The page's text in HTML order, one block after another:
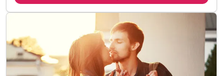
1 x Tischreservierung im nahegelegenen Restaurant
1 x Sektflasche als Begrüssungsgetränk
inkl. Parkplatz am Hotel
inkl. WLAN-Nutzung
Bitte beachten Sie, das vor Ort